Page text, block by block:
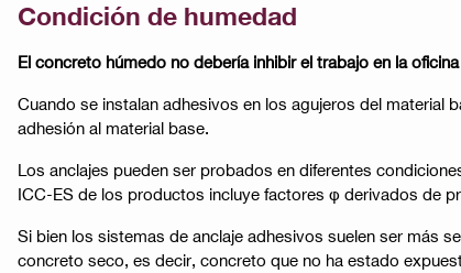
Condición de humedad
El concreto húmedo no debería inhibir el trabajo en la
Cuando se instalan adhesivos en los agujeros del material
adhesión al material base.
Los anclajes pueden ser probados en diferentes
ICC-ES de los productos incluye factores φ derivados de
Si bien los sistemas de anclaje adhesivos suelen ser más
concreto seco, es decir, concreto que no ha estado